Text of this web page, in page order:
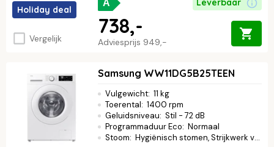
Holiday deal
Vergelijk
A Leverbaar
Adviesprijs 949,-
738,-
Samsung WW11DG5B25TEEN
Vulgewicht: 11 kg
Toerental: 1400 rpm
Geluidsniveau: Stil - 72 dB
Programmaduur Eco: Normaal
Stoom: Hygiënisch stomen, Strijkwerk verminderen